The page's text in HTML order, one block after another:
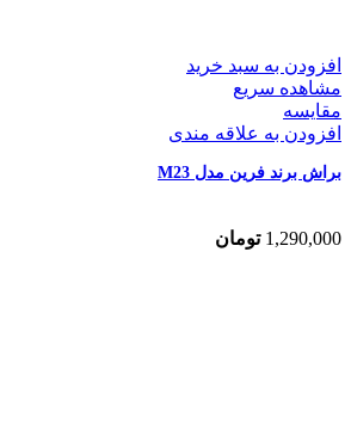
افزودن به سبد خرید
مشاهده سریع
مقایسه
افزودن به علاقه مندی
براش برند فرین مدل M23
1,290,000 تومان